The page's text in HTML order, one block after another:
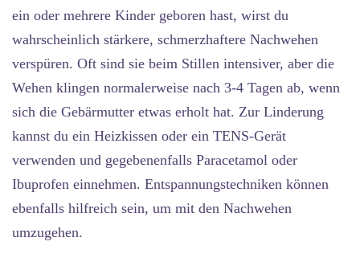
ein oder mehrere Kinder geboren hast, wirst du
wahrscheinlich stärkere, schmerzhaftere Nachwehen
verspüren. Oft sind sie beim Stillen intensiver, aber die
Wehen klingen normalerweise nach 3-4 Tagen ab, wenn
sich die Gebärmutter etwas erholt hat. Zur Linderung
kannst du ein Heizkissen oder ein TENS-Gerät
verwenden und gegebenenfalls Paracetamol oder
Ibuprofen einnehmen. Entspannungstechniken können
ebenfalls hilfreich sein, um mit den Nachwehen
umzugehen.